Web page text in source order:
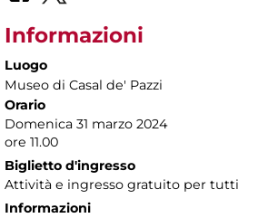
Informazioni
Luogo
Museo di Casal de' Pazzi
Orario
Domenica 31 marzo 2024
ore 11.00
Biglietto d'ingresso
Attività e ingresso gratuito per tutti
Informazioni